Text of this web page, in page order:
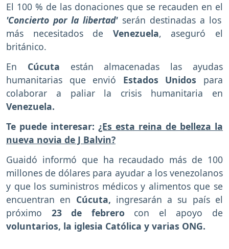
El 100 % de las donaciones que se recauden en el
'Concierto por la libertad'serán destinadas a los
más necesitados de Venezuela, aseguró el
británico.
En Cúcuta están almacenadas las ayudas
humanitarias que envió Estados Unidos para
colaborar a paliar la crisis humanitaria en
Venezuela.
Te puede interesar: ¿Es esta reina de belleza la
nueva novia de J Balvin?
Guaidó informó que ha recaudado más de 100
millones de dólares para ayudar a los venezolanos
y que los suministros médicos y alimentos que se
encuentran en Cúcuta, ingresarán a su país el
próximo 23 de febrero con el apoyo de
voluntarios, la iglesia Católica y varias ONG.